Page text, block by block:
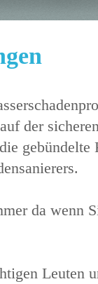
der
gebündelte
da wenn
Leuten